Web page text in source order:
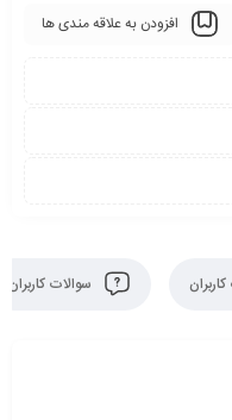
افزودن به علاقه مندی ها
سوالات کاربران